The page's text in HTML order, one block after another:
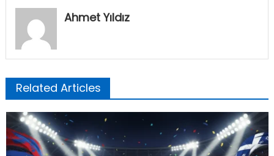
Ahmet Yıldız
Related Articles